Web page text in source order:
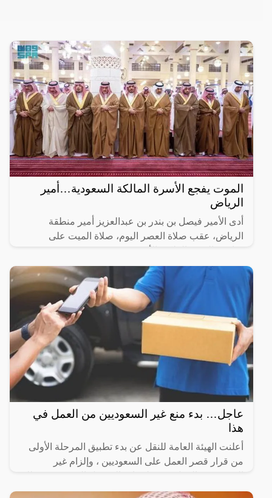
الموت يفجع الأسرة المالكة السعودية…أمير
الرياض
أدى الأمير فيصل بن بندر بن عبدالعزيز أمير منطقة
الرياض، عقب صلاة العصر اليوم، صلاة الميت على
عبدالعزيز بجامع
عاجل… بدء منع غير السعوديين من العمل في
هذا
أعلنت الهيئة العامة للنقل عن بدء تطبيق المرحلة الأولى
من قرار قصر العمل على السعوديين ، وإلزام غير
بدء من